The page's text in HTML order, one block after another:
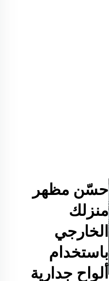
حسّن مظهر
منزلك
الخارجي
باستخدام
ألواح جدارية